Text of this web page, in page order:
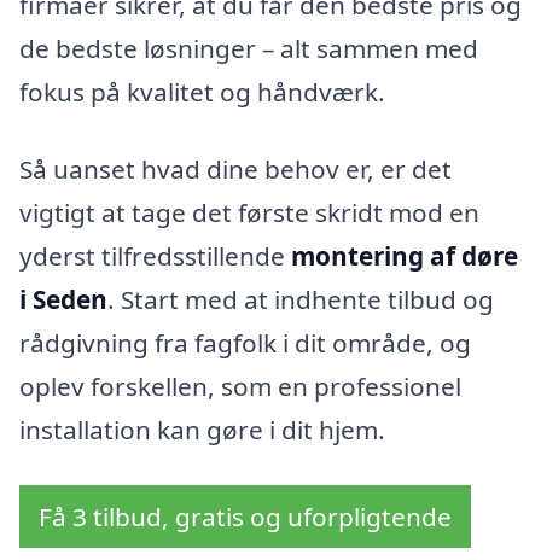
de bedste løsninger – alt sammen med
fokus på kvalitet og håndværk.
Så uanset hvad dine behov er, er det
vigtigt at tage det første skridt mod en
yderst tilfredsstillende montering af døre
i Seden. Start med at indhente tilbud og
rådgivning fra fagfolk i dit område, og
oplev forskellen, som en professionel
installation kan gøre i dit hjem.
Få 3 tilbud, gratis og uforpligtende